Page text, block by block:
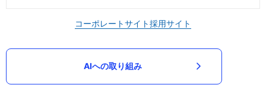
コーポレートサイト採用サイト
AIへの取り組み